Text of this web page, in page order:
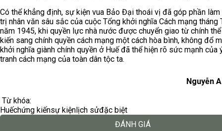
Có thể khẳng định, sự kiện vua Bảo Đại thoái vị đã góp phần làm
trị nhân văn sâu sắc của cuộc Tổng khởi nghĩa Cách mạng tháng
năm 1945, khi quyền lực nhà nước được chuyển giao từ chính
kiến sang chính quyền cách mạng một cách hòa bình, không đổ
khởi nghĩa giành chính quyền ở Huế đã thể hiện rõ sức mạnh của
tranh cách mạng của toàn dân tộc ta.
Nguyễn
Từ khóa:
Huếchứng kiếnsự kiệnlịch sửđặc biệt
ĐÁNH GIÁ